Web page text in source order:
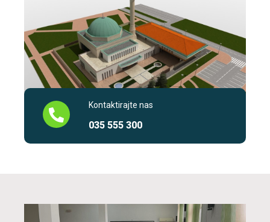
Kontaktirajte nas
035 555 300